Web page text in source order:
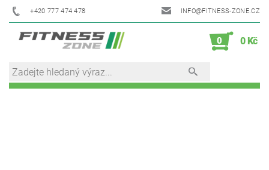
+420 777 474 478 INFO@FITNESS-ZONE.CZ
0 0 Kč